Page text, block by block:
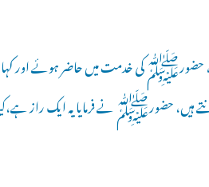
حضورﷺ کی خدمت میں حاضر ہوئے اور کہا
ہیں، حضورﷺ نے فرمایا یہ ایک راز